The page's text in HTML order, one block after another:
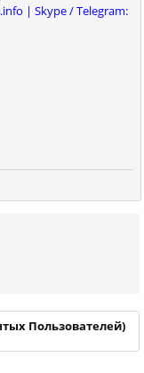
| Skype / Telegram:
Пользователей)